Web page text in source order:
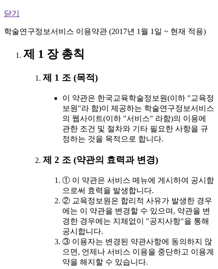
닫기
학술연구정보서비스 이용약관 (2017년 1월 1일 ~ 현재 적용)
제 1 장 총칙
제 1 조 (목적)
이 약관은 한국교육학술정보원(이하 "교육정
보원"라 함)이 제공하는 학술연구정보서비스
의 웹사이트(이하 "서비스" 라함)의 이용에
관한 조건 및 절차와 기타 필요한 사항을 규
정하는 것을 목적으로 합니다.
제 2 조 (약관의 효력과 변경)
① 이 약관은 서비스 메뉴에 게시하여 공시함
으로써 효력을 발생합니다.
② 교육정보원은 합리적 사유가 발생한 경우
에는 이 약관을 변경할 수 있으며, 약관을 변
경한 경우에는 지체없이 "공지사항"을 통해
공시합니다.
③ 이용자는 변경된 약관사항에 동의하지 않
으면, 언제나 서비스 이용을 중단하고 이용계
약을 해지할 수 있습니다.